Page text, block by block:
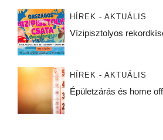
HÍREK - AKTUÁLIS
Vízipisztolyos
HÍREK - AKTUÁLIS
Épületzárás és home